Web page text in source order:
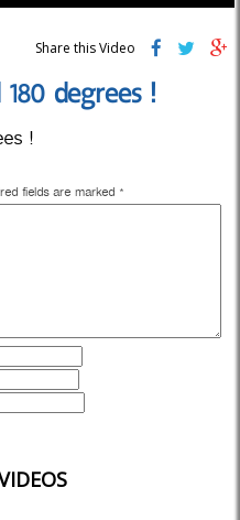
Share this Video
degrees !
!
fields are marked *